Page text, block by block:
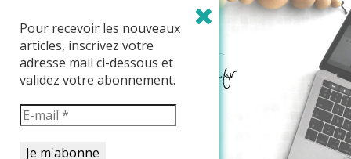
Pour recevoir les nouveaux
articles, inscrivez votre
adresse mail ci-dessous et
validez votre abonnement.